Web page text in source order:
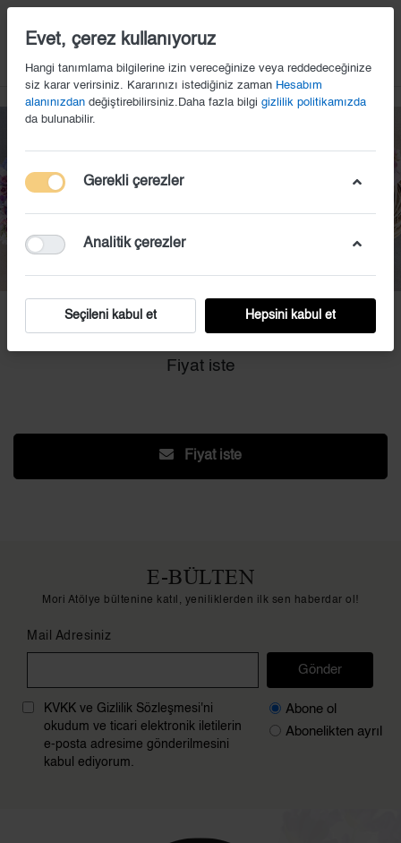
EKS (42)
Fiyat iste
Fiyat iste
E-BÜLTEN
Mori Atölye bültenine katıl, yeniliklerden ilk sen haberdar ol!
Mail Adresiniz
Gönder
KVKK ve Gizlilik Sözleşmesi'ni
okudum ve ticari elektronik iletilerin
e-posta adresime gönderilmesini
kabul ediyorum.
Abone ol
Abonelikten ayrıl
Evet, çerez kullanıyoruz
Hangi tanımlama bilgilerine izin vereceğinize veya reddedeceğinize
siz karar verirsiniz. Kararınızı istediğiniz zaman Hesabım
alanınızdan değiştirebilirsiniz.Daha fazla bilgi gizlilik politikamızda
da bulunabilir.
Gerekli çerezler
Analitik çerezler
Seçileni kabul et Hepsini kabul et